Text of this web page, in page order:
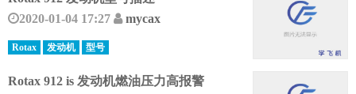
2020-01-04 17:27
mycax
Rotax 发动机 型号
Rotax 912 is 发动机燃油压力高报警